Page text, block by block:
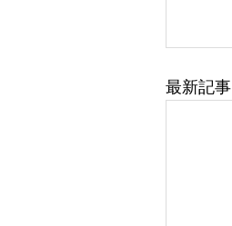
最新記事